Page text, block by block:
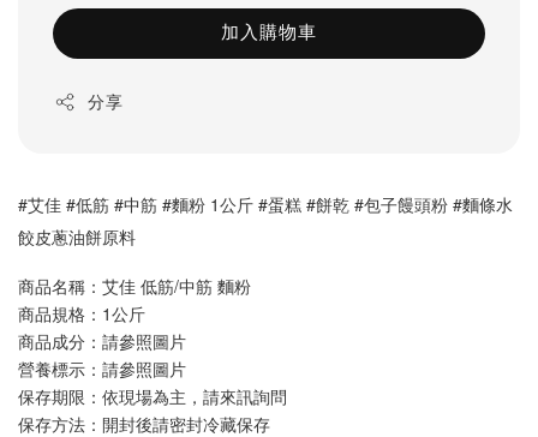
加入購物車
分享
#艾佳 #低筋 #中筋 #麵粉 1公斤 #蛋糕 #餅乾 #包子饅頭粉 #麵條水
餃皮蔥油餅原料
商品名稱：艾佳 低筋/中筋 麵粉
商品規格：1公斤
商品成分：請參照圖片
營養標示：請參照圖片
保存期限：依現場為主，請來訊詢問
保存方法：開封後請密封冷藏保存